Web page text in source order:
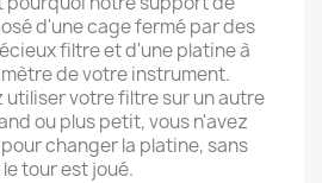
d'une cage fermé par des
filtre et d'une platine à
de votre instrument.
utiliser votre filtre sur un autre
ou plus petit, vous n'avez
changer la platine, sans
tour est joué.